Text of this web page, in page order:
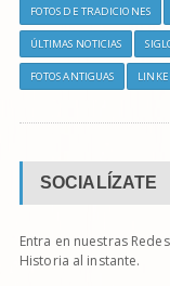
FOTOS DE TRADICIONES
ÚLTIMAS NOTICIAS
FOTOS ANTIGUAS
SOCIALÍZATE
Entra en nuestras
Historia al instante.